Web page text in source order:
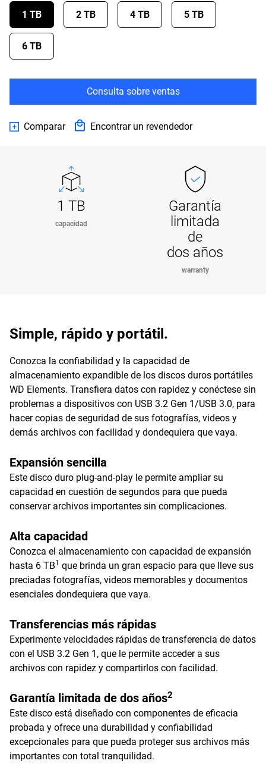
1 TB 2 TB 4 TB 5 TB
6 TB
Consulta sobre ventas
Comparar Encontrar un revendedor
1 TB
capacidad
Garantía
limitada
de
dos años
warranty
Simple, rápido y portátil.
Conozca la confiabilidad y la capacidad de
almacenamiento expandible de los discos duros portátiles
WD Elements. Transfiera datos con rapidez y conéctese sin
problemas a dispositivos con USB 3.2 Gen 1/USB 3.0, para
hacer copias de seguridad de sus fotografías, videos y
demás archivos con facilidad y dondequiera que vaya.
Expansión sencilla
Este disco duro plug-and-play le permite ampliar su
capacidad en cuestión de segundos para que pueda
conservar archivos importantes sin complicaciones.
Alta capacidad
Conozca el almacenamiento con capacidad de expansión
hasta 6 TB1 que brinda un gran espacio para que lleve sus
preciadas fotografías, videos memorables y documentos
esenciales dondequiera que vaya.
Transferencias más rápidas
Experimente velocidades rápidas de transferencia de datos
con el USB 3.2 Gen 1, que le permite acceder a sus
archivos con rapidez y compartirlos con facilidad.
Garantía limitada de dos años2
Este disco está diseñado con componentes de eficacia
probada y ofrece una durabilidad y confiabilidad
excepcionales para que pueda proteger sus archivos más
importantes con total tranquilidad.